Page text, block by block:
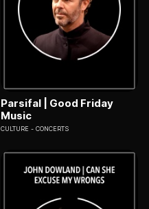
Parsifal | Good Friday
Music
CULTURE CONCERTS